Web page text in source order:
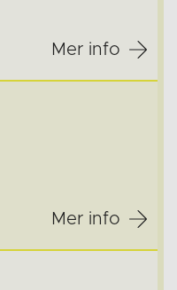
Mer info
Mer info